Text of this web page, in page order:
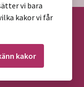
vi bara
kakor vi får
kakor